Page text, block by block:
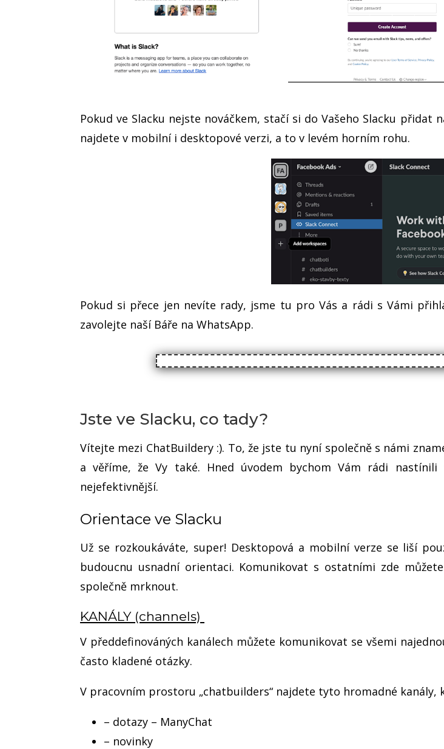
Pokud ve Slacku nejste nováčkem, stačí si do Vašeho Slacku přidat
najdete v mobilní i desktopové verzi, a to v levém horním rohu.
Pokud si přece jen nevíte rady, jsme tu pro Vás a rádi s Vámi
zavolejte naší Báře na WhatsApp.
Jste ve Slacku, co tady?
Vítejte mezi ChatBuildery :). To, že jste tu nyní společně s námi
a věříme, že Vy také. Hned úvodem bychom Vám rádi
nejefektivnější.
Orientace ve Slacku
Už se rozkoukáváte, super! Desktopová a mobilní verze se liší
budoucnu usnadní orientaci. Komunikovat s ostatními zde
společně mrknout.
KANÁLY (channels)
V předdefinováných kanálech můžete komunikovat se všemi
často kladené otázky.
V pracovním prostoru „chatbuilders“ najdete tyto hromadné
– dotazy – ManyChat
– novinky